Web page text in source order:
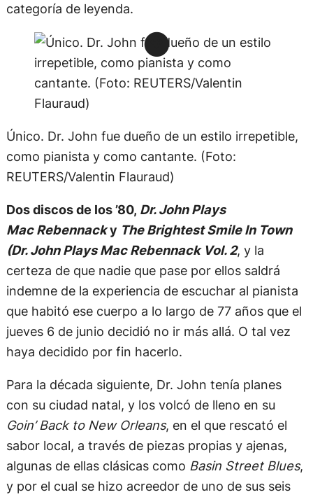
categoría de leyenda.
Único. Dr. John fue dueño de un estilo irrepetible,
como pianista y como cantante. (Foto:
REUTERS/Valentin Flauraud)
Dos discos de los ’80, Dr. John Plays
Mac Rebennacky The Brightest Smile In Town
(Dr. John Plays Mac Rebennack Vol. 2, y la
certeza de que nadie que pase por ellos saldrá
indemne de la experiencia de escuchar al pianista
que habitó ese cuerpo a lo largo de 77 años que el
jueves 6 de junio decidió no ir más allá. O tal vez
haya decidido por fin hacerlo.
Para la década siguiente, Dr. John tenía planes
con su ciudad natal, y los volcó de lleno en su
Goin’ Back to New Orleans, en el que rescató el
sabor local, a través de piezas propias y ajenas,
algunas de ellas clásicas como Basin Street Blues,
y por el cual se hizo acreedor de uno de sus seis